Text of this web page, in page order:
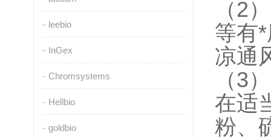
leebio
InGex
Chromsystems
Hellbio
goldbio
（2
等有
凉通
（3
在适
粉、